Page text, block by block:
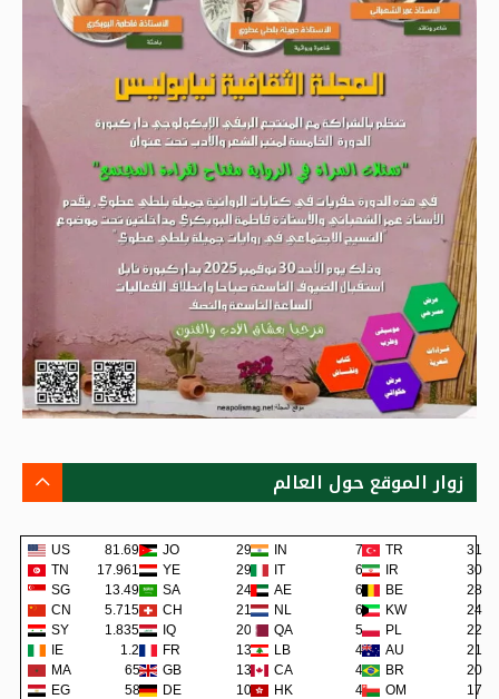
زوار الموقع حول العالم
US 81.69K JO 293 IN 74 TR
31
TN
17.961K YE 291 IT 62 IR
30
SG
13.49K SA 243 AE 62 BE
28
CN
5.715K CH 219 NL 60 KW
24
SY
1.835K IQ 202 QA 57 PL
22
IE
1.2K FR 138 LB 48 AU
21
MA
659 GB 135 CA 45 BR
20
EG
581 DE 109 HK 42 OM
17